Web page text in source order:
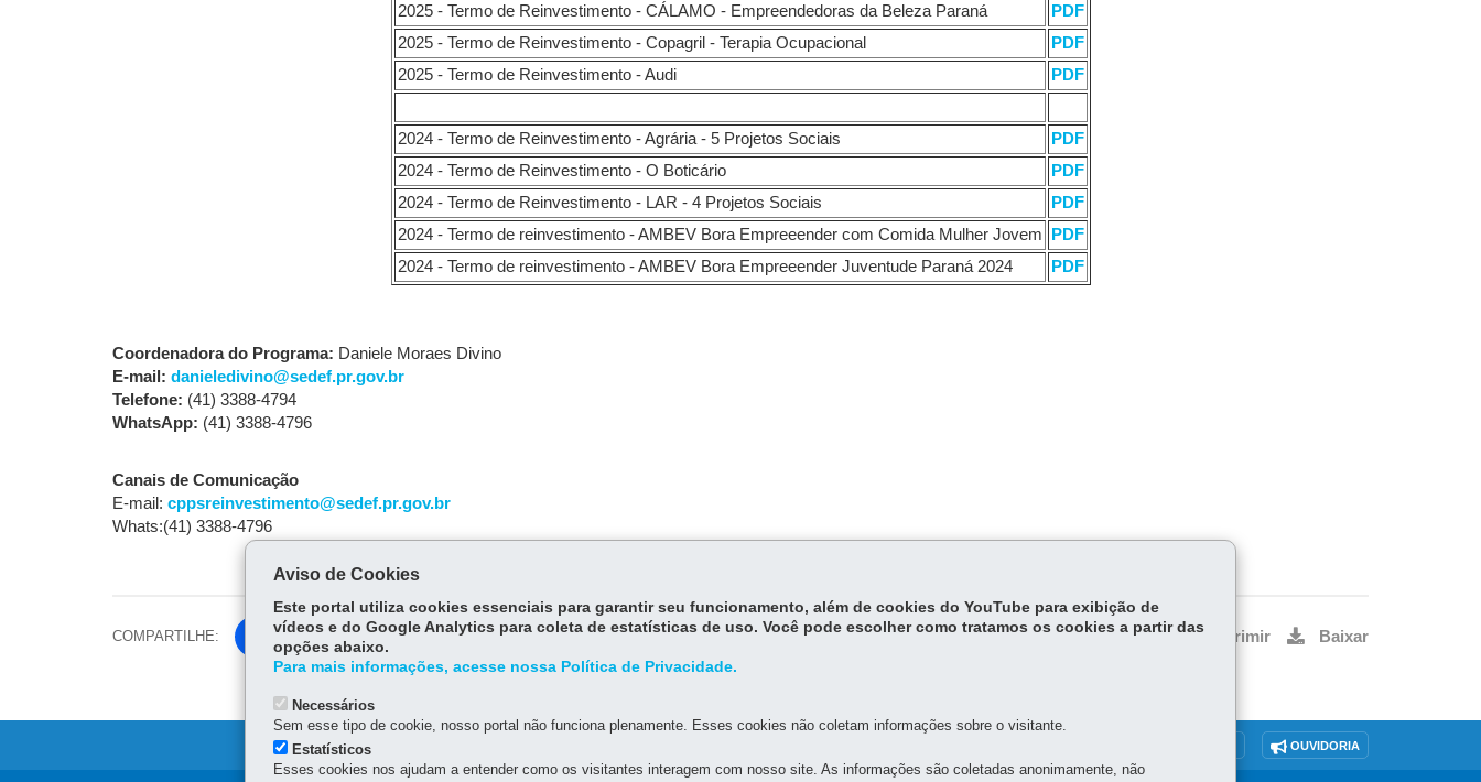
2025 - Termo de Reinvestimento - CÁLAMO - Empreendedoras da Beleza Paraná
PDF
2025 - Termo de Reinvestimento - Copagril - Terapia Ocupacional
PDF
2025 - Termo de Reinvestimento - Audi
PDF
2024 - Termo de Reinvestimento - Agrária - 5 Projetos Sociais
PDF
2024 - Termo de Reinvestimento - O Boticário
PDF
2024 - Termo de Reinvestimento - LAR - 4 Projetos Sociais
PDF
2024 - Termo de reinvestimento - AMBEV Bora Empreeender com Comida Mulher Jovem
PDF
2024 - Termo de reinvestimento - AMBEV Bora Empreeender Juventude Paraná 2024
PDF
Coordenadora do Programa: Daniele Moraes Divino
E-mail: danieledivino@sedef.pr.gov.br
Telefone: (41) 3388-4794
WhatsApp: (41) 3388-4796
Canais de Comunicação
E-mail: cppsreinvestimento@sedef.pr.gov.br
Whats:(41) 3388-4796
COMPARTILHE:
Fa
ce
ok
itt
er
Voltar Início Imprimir Baixar
OUVIDORIA
Aviso de Cookies
Este portal utiliza cookies essenciais para garantir seu funcionamento, além de cookies do YouTube para exibição de
vídeos e do Google Analytics para coleta de estatísticas de uso. Você pode escolher como tratamos os cookies a partir das
opções abaixo.
Para mais informações, acesse nossa Política de Privacidade.
Necessários
Sem esse tipo de cookie, nosso portal não funciona plenamente. Esses cookies não coletam informações sobre o visitante.
Estatísticos
Esses cookies nos ajudam a entender como os visitantes interagem com nosso site. As informações são coletadas anonimamente, não